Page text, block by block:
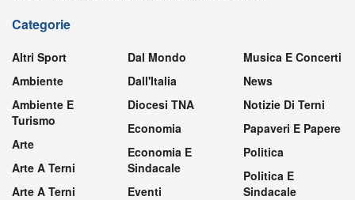
Categorie
Altri Sport
Ambiente
Ambiente E
Turismo
Arte
Arte A Terni
Arte A Terni
Dal Mondo
Dall'Italia
Diocesi TNA
Economia
Economia E
Sindacale
Eventi
Musica E Concerti
News
Notizie Di Terni
Papaveri E Papere
Politica
Politica E
Sindacale